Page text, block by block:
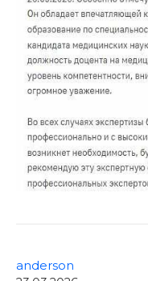
anderson